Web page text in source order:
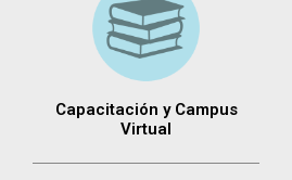
Capacitación y Campus
Virtual